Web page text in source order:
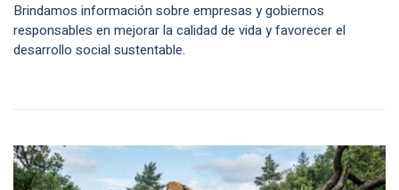
Brindamos información sobre empresas y gobiernos
responsables en mejorar la calidad de vida y favorecer el
desarrollo social sustentable.